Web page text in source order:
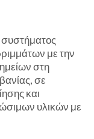
με την
στη
σε
και
υλικών με